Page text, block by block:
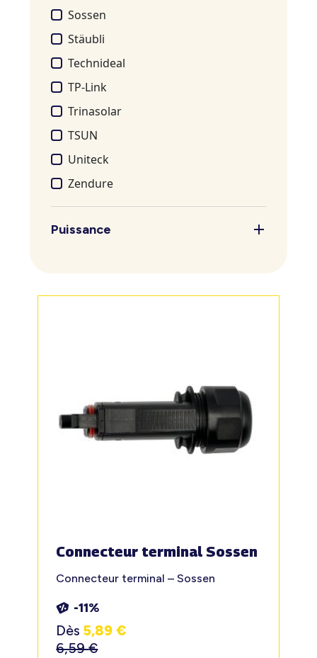
Sossen
Stäubli
Technideal
TP-Link
Trinasolar
TSUN
Uniteck
Zendure
Puissance
Connecteur terminal Sossen
Connecteur terminal – Sossen
-11%
Dès 5,89€
6,59€